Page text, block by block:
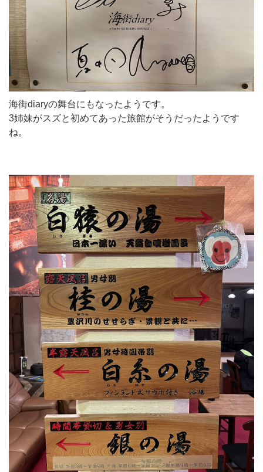
海街diaryの舞台にもなったようです。
3姉妹がスズと初めてあった旅館がそうだったようです
ね。